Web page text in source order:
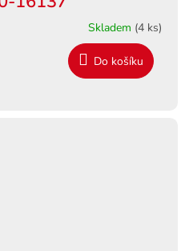
Skladem (4 ks)
Do košíku